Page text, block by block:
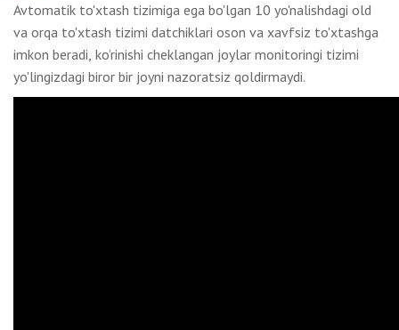
Avtomatik to'xtash tizimiga ega bo'lgan 10 yo'nalishdagi old
va orqa to'xtash tizimi datchiklari oson va xavfsiz to'xtashga
imkon beradi, ko’rinishi cheklangan joylar monitoringi tizimi
yo'lingizdagi biror bir joyni nazoratsiz qoldirmaydi.